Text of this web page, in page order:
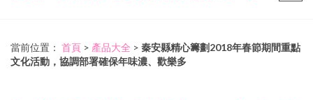
當前位置： 首頁 > 產品大全 > 秦安縣精心籌劃2018年春節期間重點
文化活動，協調部署確保年味濃、歡樂多